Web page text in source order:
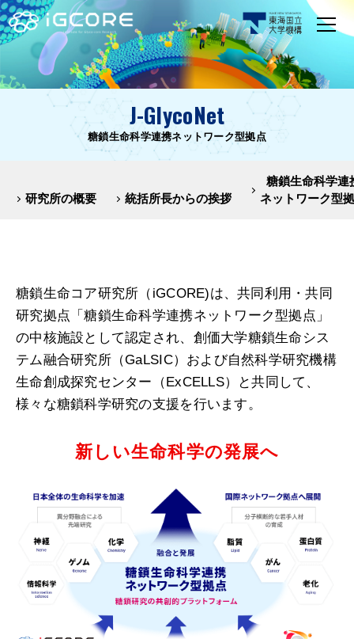
J-GlycoNet
糖鎖生命科学連携ネットワーク型拠点
研究所の概要 統括所長からの挨拶
糖鎖生命科学連
ネットワーク型
糖鎖生命コア研究所（iGCORE)は、共同利用・共同
研究拠点「糖鎖生命科学連携ネットワーク型拠点」
の中核施設として認定され、創価大学糖鎖生命シス
テム融合研究所（GaLSIC）および自然科学研究機構
生命創成探究センター（ExCELLS）と共同して、
様々な糖鎖科学研究の支援を行います。
新しい生命科学の発展へ